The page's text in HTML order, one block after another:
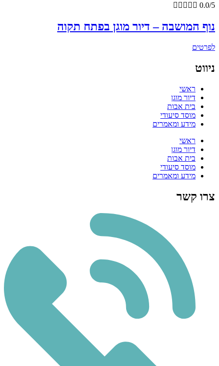
     0.0/5
נוף המושבה – דיור מוגן בפתח תקוה
לפרטים
ניווט
ראשי
דיור מוגן
בית אבות
מוסד סיעודי
מידע ומאמרים
ראשי
דיור מוגן
בית אבות
מוסד סיעודי
מידע ומאמרים
צרו קשר